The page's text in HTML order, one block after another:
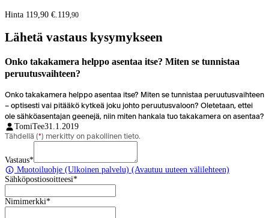
Hinta 119,90 €. 119,90
Lähetä vastaus kysymykseen
Onko takakamera helppo asentaa itse? Miten se tunnistaa
peruutusvaihteen?
Onko takakamera helppo asentaa itse? Miten se tunnistaa peruutusvaihteen
– optisesti vai pitääkö kytkeä joku johto peruutusvaloon? Oletetaan, ettei
ole sähköasentajan geenejä, niin miten hankala tuo takakamera on asentaa?
TomiTee31.1.2019
Tähdellä (*) merkitty on pakollinen tieto.
Vastaus*
Muotoiluohje (Ulkoinen palvelu) (Avautuu uuteen välilehteen)
Sähköpostiosoitteesi*
Nimimerkki*